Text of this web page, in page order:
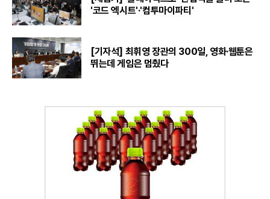
'코드 엑시트'·'컴투마이파티'
[기자석] 최휘영 장관의 300일, 영화·웹툰은
뛰는데 게임은 멈췄다